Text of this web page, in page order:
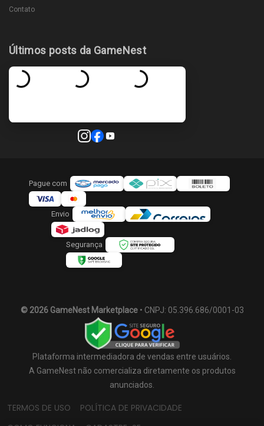
Contato
Últimos posts da GameNest
Pague com
Envio
Segurança
© 2026 GameNest Marketplace• CNPJ: 05.396.686/0001-03
Plataforma intermediadora de vendas entre usuários.
A GameNest não comercializa diretamente os produtos
anunciados.
TERMOS DE USO
POLÍTICA DE PRIVACIDADE